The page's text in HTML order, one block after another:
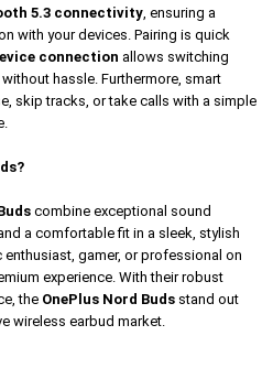
5.3 connectivity, ensuring a
with your devices. Pairing is quick
connection allows switching
hassle. Furthermore, smart
skip tracks, or take calls with a simple
combine exceptional sound
a comfortable fit in a sleek, stylish
enthusiast, gamer, or professional on
experience. With their robust
the OnePlus Nord Buds stand out
wireless earbud market.